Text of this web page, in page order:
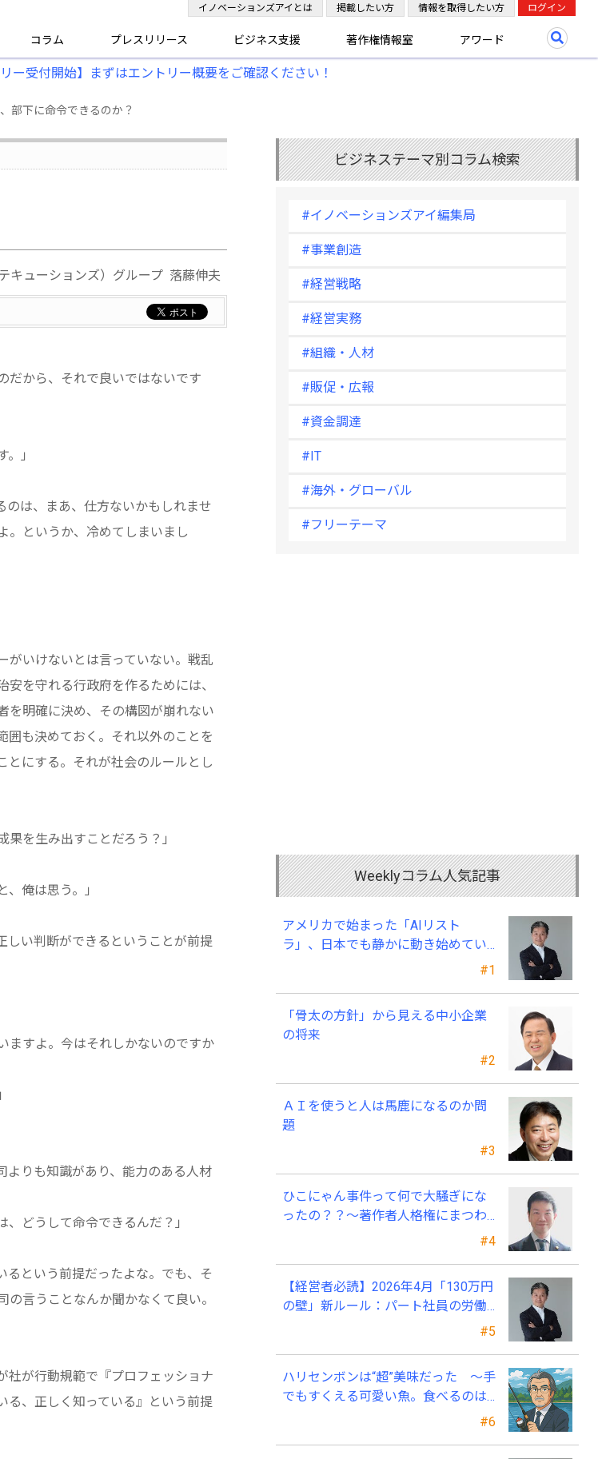
コラム プレスリリース ビジネス支援 著作権情報室 アワード
イノベーションズアイとは 掲載したい方 情報を取得したい方 ログイン
ー受付開始】まずはエントリー概要をご確認ください！
部下に命令できるのか？
キューションズ）グループ 落藤伸夫
だから、それで良いではないです
」
のは、まあ、仕方ないかもしれませ
。というか、冷めてしまいまし
がいけないとは言っていない。戦乱
を守れる行政府を作るためには、
を明確に決め、その構図が崩れない
囲も決めておく。それ以外のことを
とにする。それが社会のルールとし
を生み出すことだろう？」
俺は思う。」
しい判断ができるということが前提
ますよ。今はそれしかないのですか
よりも知識があり、能力のある人材
どうして命令できるんだ？」
るという前提だったよな。でも、そ
言うことなんか聞かなくて良い。
社が行動規範で『プロフェッショナ
る、正しく知っている』という前提
ビジネステーマ別コラム検索
#イノベーションズアイ編集局
#事業創造
#経営戦略
#経営実務
#組織・人材
#販促・広報
#資金調達
#IT
#海外・グローバル
#フリーテーマ
Weeklyコラム人気記事
#1
アメリカで始まった「AIリスト
ラ」、日本でも静かに動き始めてい
る ～中小企業経営者が今、見直すべ
#2
「骨太の方針」から見える中小企業
の将来
#3
ＡＩを使うと人は馬鹿になるのか問
題
#4
ひこにゃん事件って何で大騒ぎにな
ったの？？～著作者人格権にまつわ
#5
【経営者必読】2026年4月「130万円
の壁」新ルール：パート社員の労働
条件通知書、今すぐ見直すべき理由
#6
ハリセンボンは“超”美味だった ～手
でもすくえる可愛い魚。食べるのは